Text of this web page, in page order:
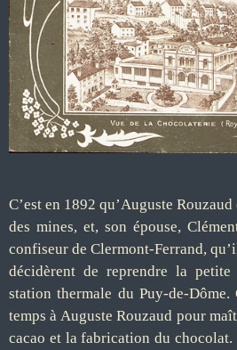
C’est en 1892 qu’Auguste
des mines, et, son épouse,
confiseur de Clermont-Ferrand,
décidèrent de reprendre la
station thermale du Puy-de-
temps à Auguste Rouzaud pour
cacao et la fabrication du chocolat.